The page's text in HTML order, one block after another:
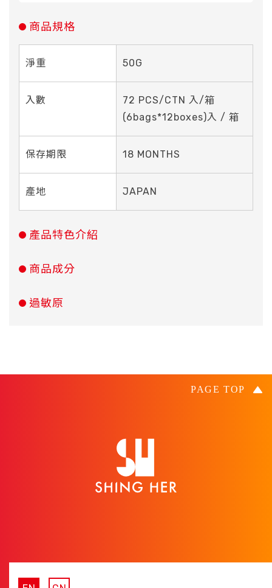
商品規格
淨重 50G
入數
72 PCS/CTN 入/箱
(6bags*12boxes)入 / 箱
保存期限 18 MONTHS
產地 JAPAN
產品特色介紹
商品成分
過敏原